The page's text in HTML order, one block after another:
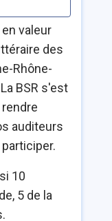
valeur
des
Rhône-
BSR s'est
auditeurs
10
5 de la